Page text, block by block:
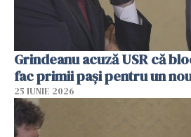
Grindeanu acuză USR că
fac primii pași pentru un
25 IUNIE 2026